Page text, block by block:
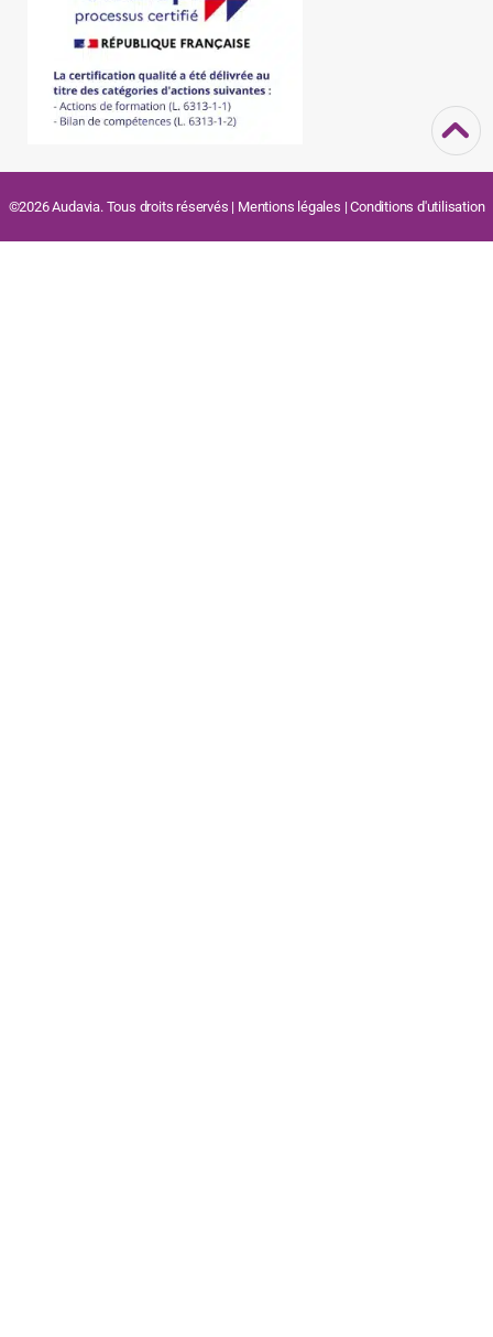
©2026 Audavia. Tous droits réservés | Mentions légales |Conditions d'utilisation